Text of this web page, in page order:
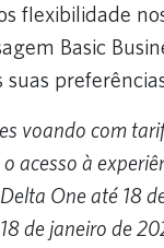
flexibilidade
Basic
voando com
acesso à
One até 18
de janeiro de